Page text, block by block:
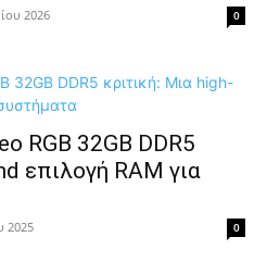
2026 0
RGB 32GB DDR5
επιλογή RAM για
2025 0